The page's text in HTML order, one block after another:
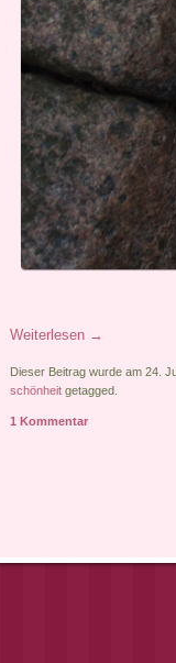
Weiterlesen →
Dieser Beitrag wurde am 24.
schönheitgetagged.
1 Kommentar
Artikel-Navigation